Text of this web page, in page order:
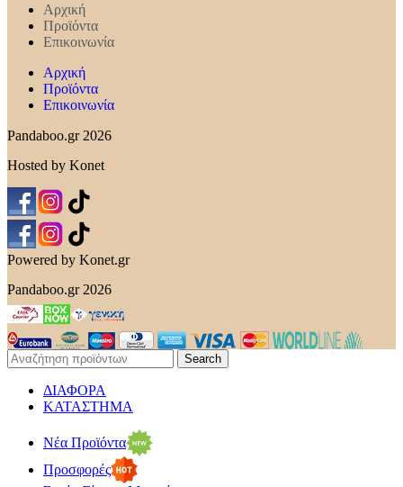
Αρχική
Προϊόντα
Επικοινωνία
Αρχική
Προϊόντα
Επικοινωνία
Pandaboo.gr 2026
Hosted by Konet
Powered by Konet.gr
Pandaboo.gr 2026
Search
ΔΙΑΦΟΡΑ
ΚΑΤΑΣΤΗΜΑ
Νέα Προϊόντα
Προσφορές